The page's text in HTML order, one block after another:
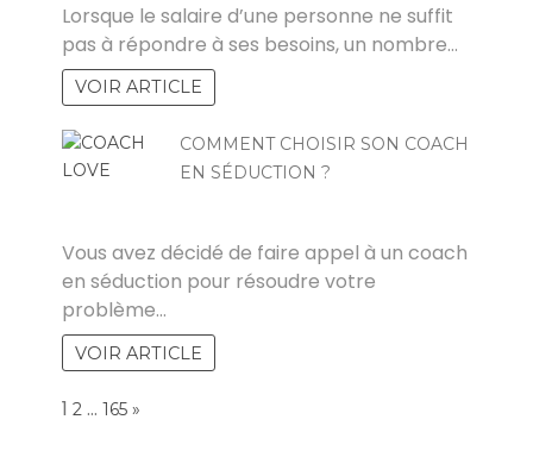
Lorsque le salaire d’une personne ne suffit
pas à répondre à ses besoins, un nombre…
VOIR ARTICLE
COMMENT CHOISIR SON COACH
EN SÉDUCTION ?
Vous avez décidé de faire appel à un coach
en séduction pour résoudre votre
problème…
VOIR ARTICLE
Page:
1 2 … 165 NEXT
»